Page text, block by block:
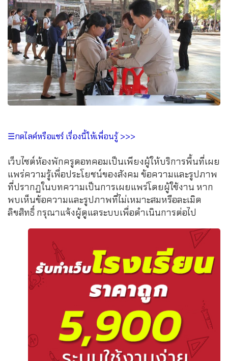
☰กดไลค์หรือแชร์ เรื่องนี้ให้เพื่อนรู้ >>>
เว็บไซต์ห้องพักครูดอทคอมเป็นเพียงผู้ให้บริการพื้นที่เผย
แพร่ความรู้เพื่อประโยชน์ของสังคม ข้อความและรูปภาพ
ที่ปรากฏในบทความเป็นการเผยแพร่โดยผู้ใช้งาน หาก
พบเห็นข้อความและรูปภาพที่ไม่เหมาะสมหรือละเมิด
ลิขสิทธิ์ กรุณาแจ้งผู้ดูแลระบบเพื่อดำเนินการต่อไป